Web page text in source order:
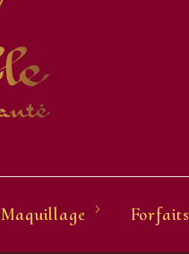
Maquillage Forfaits